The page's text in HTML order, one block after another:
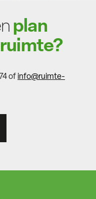
plan
of info@ruimte-